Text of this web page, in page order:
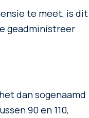
te meet, is dit
geadministreer
dan sogenaamd
90 en 110,